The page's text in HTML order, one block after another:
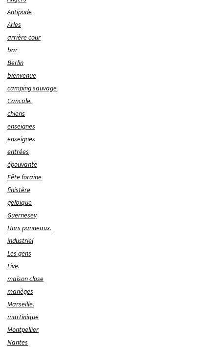
Antipode
Arles
arrière cour
bar
Berlin
bienvenue
camping sauvage
Cancale.
chiens
enseignes
enseignes
entrées
épouvante
Fête foraine
finistère
gelbique
Guernesey
Hors panneaux.
industriel
Les gens
Live.
maison close
manèges
Marseille.
martinique
Montpellier
Nantes